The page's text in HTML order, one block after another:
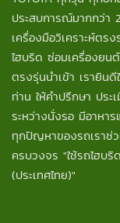
ประสบการณ์มากกว่า
เครื่องมือวิเคราะห์ต
ไฮบริด ซ่อมเครื่องยน
ตรงรุ่นนำเข้า เรายิน
ท่าน ให้คำปรึกษา ปร
ระหว่างนั่งรอ มีอาหา
ทุกปัญหาของรถเราช่
ครบวงจร "ใช้รถไฮบ
(ประเทศไทย)"